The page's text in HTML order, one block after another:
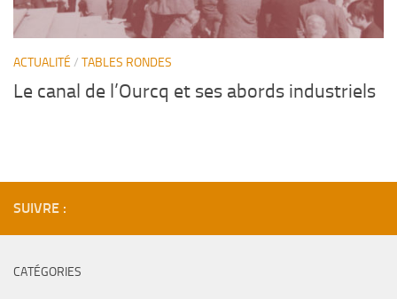
ACTUALITÉ / TABLES RONDES
Le canal de l’Ourcq et ses abords industriels
SUIVRE :
CATÉGORIES